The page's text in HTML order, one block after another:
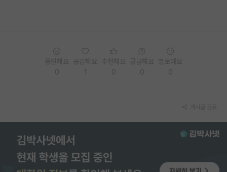
이벤트
반도체 아카데미